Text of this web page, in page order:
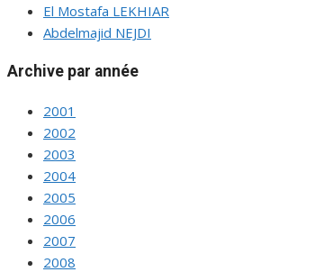
El Mostafa LEKHIAR
Abdelmajid NEJDI
Archive par année
2001
2002
2003
2004
2005
2006
2007
2008